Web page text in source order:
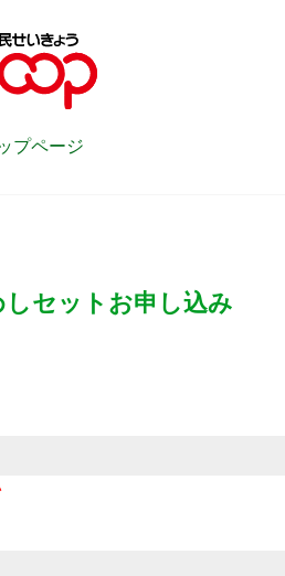
プページ
セットお申し込み